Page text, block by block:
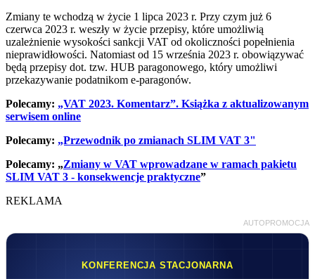
Zmiany te wchodzą w życie 1 lipca 2023 r. Przy czym już 6
czerwca 2023 r. weszły w życie przepisy, które umożliwią
uzależnienie wysokości sankcji VAT od okoliczności popełnienia
nieprawidłowości. Natomiast od 15 września 2023 r. obowiązywać
będą przepisy dot. tzw. HUB paragonowego, który umożliwi
przekazywanie podatnikom e-paragonów.
Polecamy: „VAT 2023. Komentarz”. Książka z aktualizowanym
serwisem online
Polecamy: „Przewodnik po zmianach SLIM VAT 3"
Polecamy: „Zmiany w VAT wprowadzane w ramach pakietu
SLIM VAT 3 - konsekwencje praktyczne”
REKLAMA
AUTOPROMOCJA
KONFERENCJA STACJONARNA